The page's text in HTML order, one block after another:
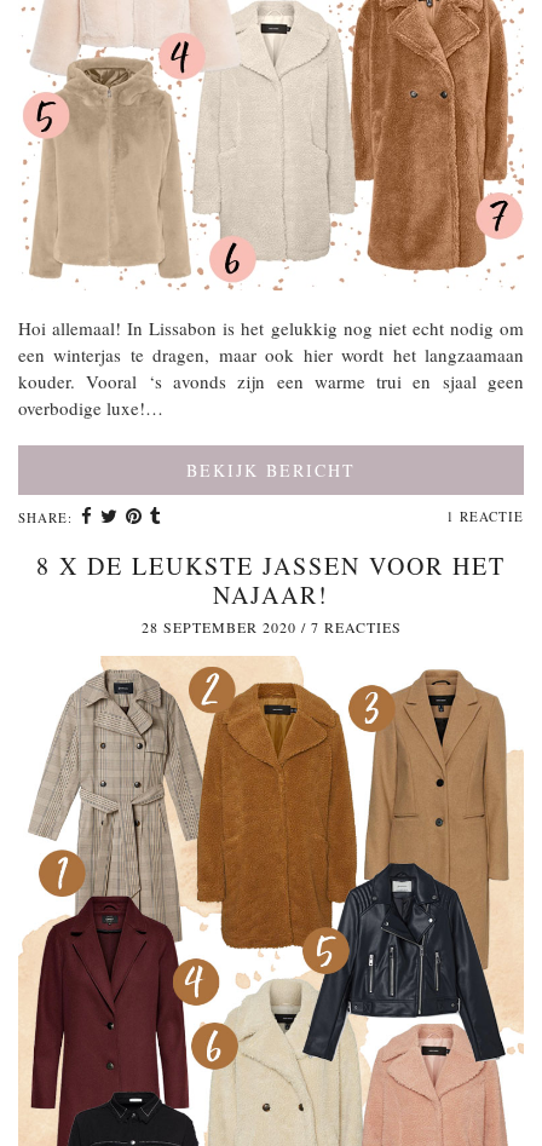
Hoi allemaal! In Lissabon is het gelukkig nog niet echt nodig om
een winterjas te dragen, maar ook hier wordt het langzaamaan
kouder. Vooral ‘s avonds zijn een warme trui en sjaal geen
overbodige luxe!…
BEKIJK BERICHT
SHARE: 1 REACTIE
8 X DE LEUKSTE JASSEN VOOR HET
NAJAAR!
28 SEPTEMBER 2020 / 7 REACTIES